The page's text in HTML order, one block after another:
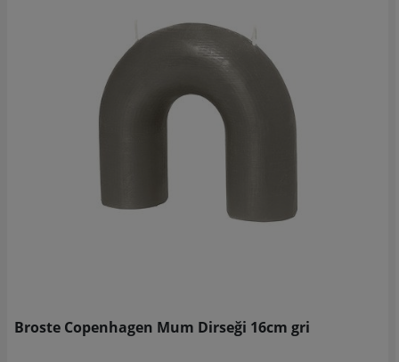
Broste Copenhagen Mum Dirseği 16cm gri